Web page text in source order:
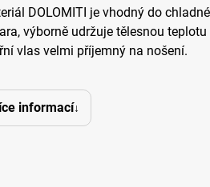
DOLOMITI je vhodný do
výborně udržuje tělesnou
vlas velmi příjemný na nošení.
informací